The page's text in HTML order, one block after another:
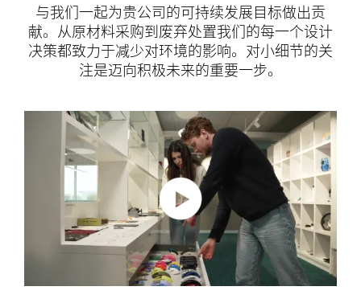
与我们一起为贵公司的可持续发展目标做出贡
献。从原材料采购到废弃处置我们的每一个设计
决策都致力于减少对环境的影响。对小细节的关
注是迈向积极未来的重要一步。